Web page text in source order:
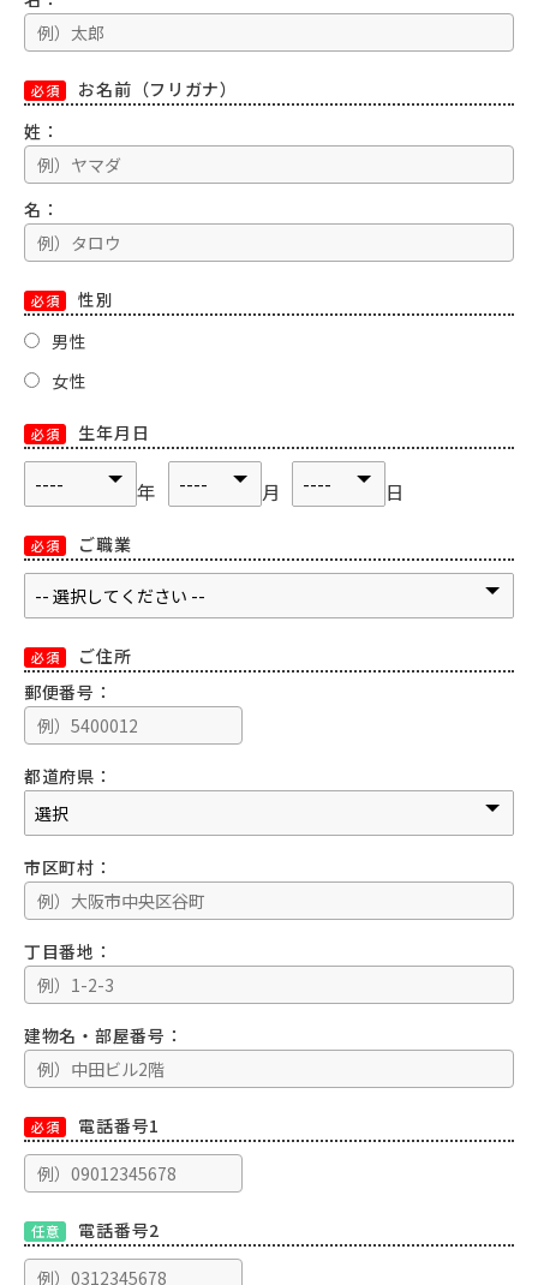
必須
お名前（フリガナ）
姓：
名：
必須
性別
男性
女性
必須 生年月日
年 月 日
必須 ご職業
必須
ご住所
郵便番号：
都道府県：
市区町村：
丁目番地：
建物名・部屋番号：
必須 電話番号1
任意 電話番号2